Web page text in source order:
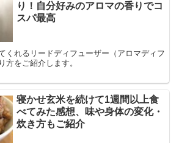
り！自分好みのアロマの香りでコ
スパ最高
くれるリードディフューザー（アロマディフ
方をご紹介します。
寝かせ玄米を続けて1週間以上食
べてみた感想、味や身体の変化・
炊き方もご紹介